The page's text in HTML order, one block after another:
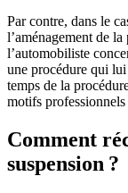
Par contre, dans le
l’aménagement de
l’automobiliste
une procédure qui
temps de la
motifs
Comment
suspension ?